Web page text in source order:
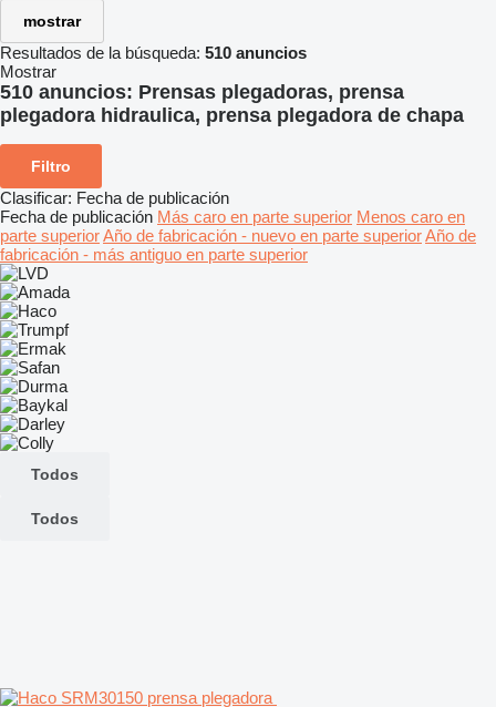
mostrar
Resultados de la búsqueda: 510 anuncios
Mostrar
510 anuncios: Prensas plegadoras, prensa
plegadora hidraulica, prensa plegadora de chapa
Filtro
Clasificar: Fecha de publicación
Fecha de publicación Más caro en parte superior Menos caro en
parte superiorAño de fabricación - nuevo en parte superiorAño de
fabricación - más antiguo en parte superior
Todos
Todos